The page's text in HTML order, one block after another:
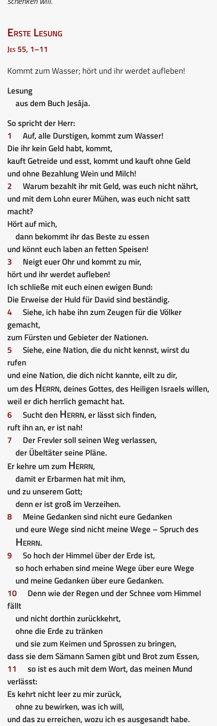
Erste Lesung
Jes 55, 1–11
Kommt zum Wasser; hört und ihr werdet aufleben!
Lesung
aus dem Buch Jesája.
So spricht der Herr:
1
Auf, alle Durstigen, kommt zum Wasser!
Die ihr kein Geld habt, kommt,
kauft Getreide und esst, kommt und kauft ohne Geld
und ohne Bezahlung Wein und Milch!
2
Warum bezahlt ihr mit Geld, was euch nicht nährt,
und mit dem Lohn eurer Mühen, was euch nicht satt
macht?
Hört auf mich,
dann bekommt ihr das Beste zu essen
und könnt euch laben an fetten Speisen!
3
Neigt euer Ohr und kommt zu mir,
hört und ihr werdet aufleben!
Ich schließe mit euch einen ewigen Bund:
Die Erweise der Huld für David sind beständig.
4
Siehe, ich habe ihn zum Zeugen für die Völker
gemacht,
zum Fürsten und Gebieter der Nationen.
5
Siehe, eine Nation, die du nicht kennst, wirst du
rufen
und eine Nation, die dich nicht kannte, eilt zu dir,
um desHerrn, deines Gottes, des Heiligen Israels willen,
weil er dich herrlich gemacht hat.
6
Sucht denHerrn, er lässt sich finden,
ruft ihn an, er ist nah!
7
Der Frevler soll seinen Weg verlassen,
der Übeltäter seine Pläne.
Er kehre um zumHerrn,
damit er Erbarmen hat mit ihm,
und zu unserem Gott;
denn er ist groß im Verzeihen.
8
Meine Gedanken sind nicht eure Gedanken
und eure Wege sind nicht meine Wege – Spruch des
Herrn.
9
So hoch der Himmel über der Erde ist,
so hoch erhaben sind meine Wege über eure Wege
und meine Gedanken über eure Gedanken.
10
Denn wie der Regen und der Schnee vom Himmel
fällt
und nicht dorthin zurückkehrt,
ohne die Erde zu tränken
und sie zum Keimen und Sprossen zu bringen,
dass sie dem Sämann Samen gibt und Brot zum Essen,
11
so ist es auch mit dem Wort, das meinen Mund
verlässt:
Es kehrt nicht leer zu mir zurück,
ohne zu bewirken, was ich will,
und das zu erreichen, wozu ich es ausgesandt habe.